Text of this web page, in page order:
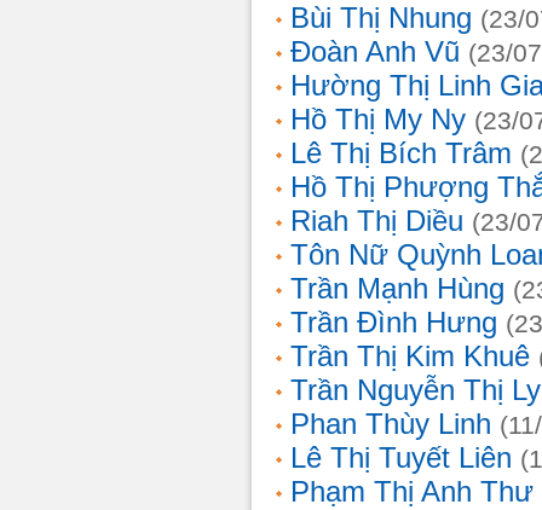
Bùi Thị Nhung (23/
Đoàn Anh Vũ (23/
Hường Thị Linh
Hồ Thị My Ny (23/
Lê Thị Bích Trâm
Hồ Thị Phượng
Riah Thị Diều (23/
Tôn Nữ Quỳnh
Trần Mạnh Hùng
Trần Đình Hưng
Trần Thị Kim Khuê
Trần Nguyễn Thị
Phan Thùy Linh
Lê Thị Tuyết Liên
Phạm Thị Anh Thư